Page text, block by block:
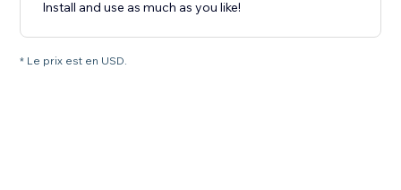
Install and use as much as you like!
* Le prix est en USD.